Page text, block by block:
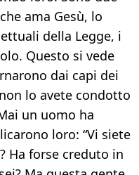
ama Gesù, lo
della Legge, i
Questo si vede
dai capi dei
lo avete condotto
un uomo ha
loro: “Vi siete
Ha forse creduto in